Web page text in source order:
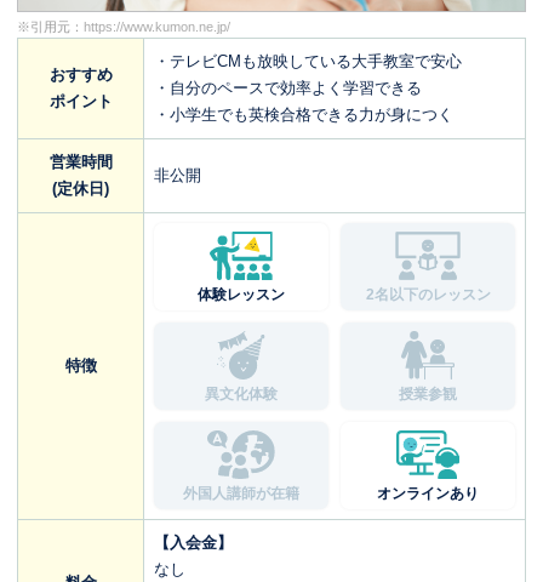
※引用元： https://www.kumon.ne.jp/
おすすめ
ポイント
・テレビCMも放映している大手教室で安心
・自分のペースで効率よく学習できる
・小学生でも英検合格できる力が身につく
営業時間
(定休日)
非公開
特徴
体験レッスン 2名以下のレッスン
異文化体験 授業参観
外国人講師が在籍 オンラインあり
【入会金】
なし